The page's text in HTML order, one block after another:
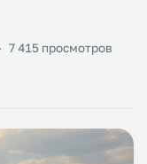
· 7 415 просмотров